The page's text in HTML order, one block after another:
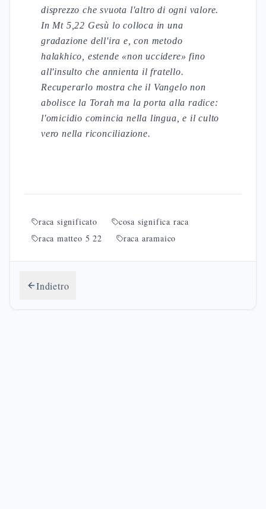
disprezzo che svuota l'altro di ogni valore.
In Mt 5,22 Gesù lo colloca in una
gradazione dell'ira e, con metodo
halakhico, estende «non uccidere» fino
all'insulto che annienta il fratello.
Recuperarlo mostra che il Vangelo non
abolisce la Torah ma la porta alla radice:
l'omicidio comincia nella lingua, e il culto
vero nella riconciliazione.
raca significato
cosa significa raca
raca matteo 5 22
raca aramaico
Indietro